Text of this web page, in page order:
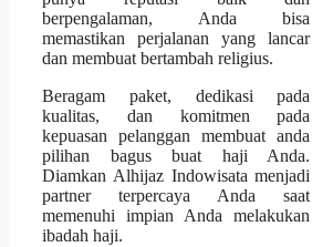
berpengalaman, Anda bisa
memastikan perjalanan yang lancar
dan membuat bertambah religius.
Beragam paket, dedikasi pada
kualitas, dan komitmen pada
kepuasan pelanggan membuat anda
pilihan bagus buat haji Anda.
Diamkan Alhijaz Indowisata menjadi
partner terpercaya Anda saat
memenuhi impian Anda melakukan
ibadah haji.